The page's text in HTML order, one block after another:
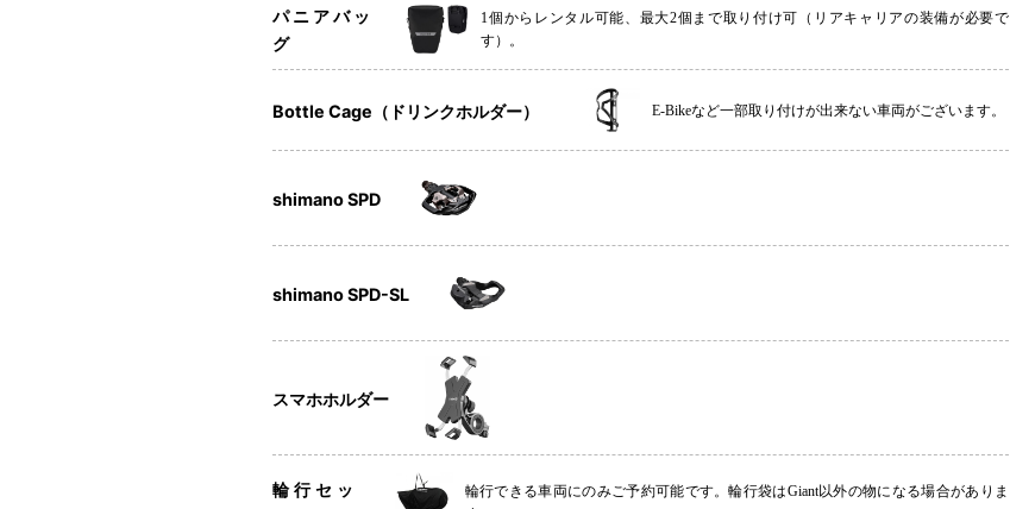
パニアバッ
グ
1個からレンタル可能、最大2個まで取り付け可（リアキャリアの装備が必要で
す）。
Bottle Cage（ドリンクホルダー） E-Bikeなど一部取り付けが出来ない車両がございます。
shimano SPD
shimano SPD-SL
スマホホルダー
輪行セッ
輪行できる車両にのみご予約可能です。輪行袋はGiant以外の物になる場合がありま